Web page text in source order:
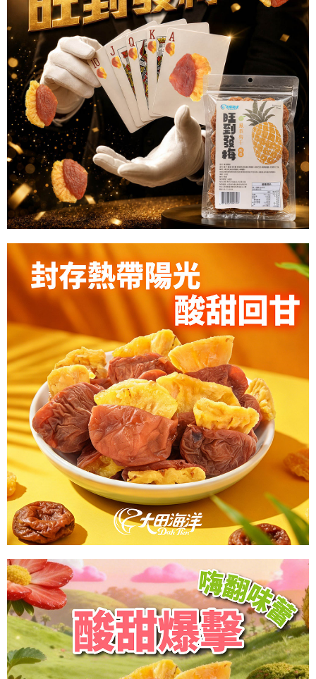
１．於結帳方式選擇「AFTEE先享後付」後，將跳轉至「AFTEE先享後付」
結帳頁面，進行簡訊認證並確認金額後，即可完成結帳。
２．訂單成立數日內，您將收到繳費通知簡訊。
３．收到繳費通知簡訊後14天內，點擊此簡訊中的連結，可透過四大超商／
ATM／網路銀行／等多元方式進行付款，方視為交易完成。
※ 請注意：結帳手續完成當下不需立刻繳費，但若您需要取消訂單，請聯絡
購買商品的店家。未經商家同意取消之訂單仍視為有效，需透過AFTEE先享
後付繳納相關費用。
※ 交易是否成功請以「AFTEE先享後付 」之結帳頁面顯示為準，若有關於
是否繳費成功／繳費後需取消欲退款等相關疑問，請聯繫「AFTEE先享後付
客戶支援中心」https://netprotections.freshdesk.com/support/home
【注意事項】
１．透過由恩沛科技股份有限公司提供之「AFTEE先享後付」服務完成之交
易，需依本服務之必要範圍內提供個人資料，並將交易相關給付款項請求債
權轉讓予恩沛科技股份有限公司。
２．關於個人資料處理事宜，請瀏覽以下網址：
https://aftee.tw/terms/#terms3
３．未成年的使用者請事先徵得法定代理人或監護人之同意方可使用
「AFTEE先享後付」，若未經同意申辦者引起之損失，本公司不負相關責
４．使用「AFTEE先享後付」時，將依據個別帳號之用戶狀況，依本公司即
時審查核予不同之上限額度；若仍有額度不足之情形，本公司將視審查結果
請求用戶進行身份認證。
５．嚴禁一人註冊多個帳號或使用他人資訊註冊。若發現惡意使用之情形，
恩沛科技股份有限公司將有權停止該用戶之使用額度並採取法律行動。
付款後全家取貨
每筆NT$60，滿NT$699(含以上)免運費
7-11取貨付款
每筆NT$60，滿NT$699(含以上)免運費
付款後7-11取貨
每筆NT$60，滿NT$699(含以上)免運費
宅配
每筆NT$150，滿NT$1,200(含以上)免運費